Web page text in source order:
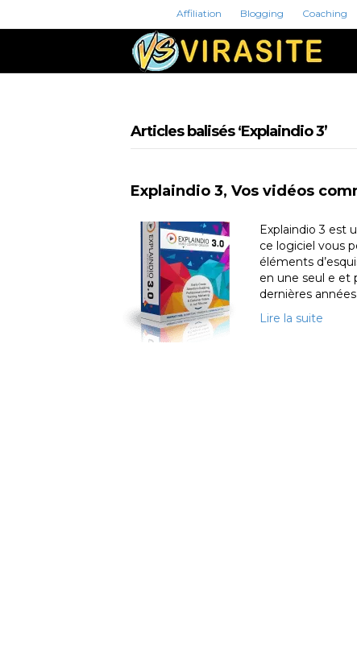
Affiliation Blogging Coaching
Articles balisés ‘Explaindio 3’
Explaindio 3, Vos vidéos
Explaindio 3 est
ce logiciel vous
éléments
en une seul e et
dernières
Lire la suite